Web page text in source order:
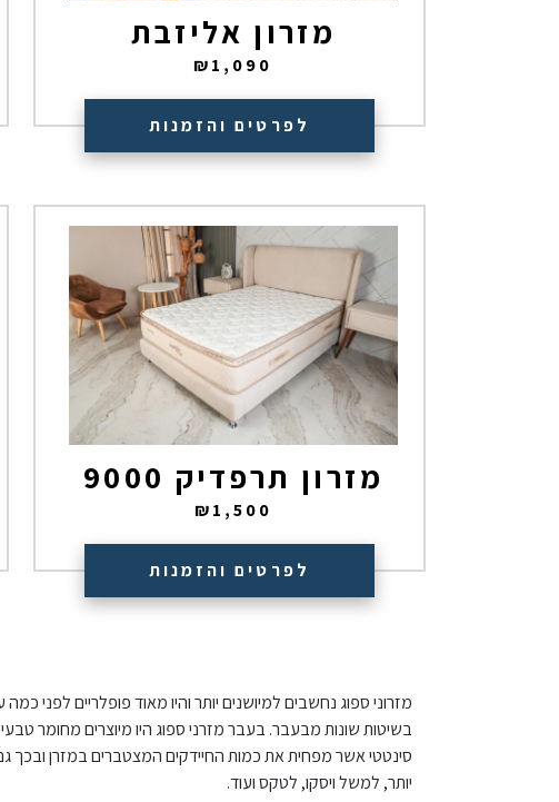
מזרון אליזבת
₪1,090
לפרטים והזמנות
מזרון תרפדיק 9000
₪1,500
לפרטים והזמנות
מזרוני ספוג נחשבים למיושנים יותר והיו מאוד פופלריים לפני
בשיטות שונות מבעבר. בעבר מזרני ספוג היו מיוצרים מחומר
סינטטי אשר מפחית את כמות החיידקים המצטברים במזרן ובכך
יותר, למשל ויסקו, לטקס ועוד.